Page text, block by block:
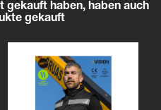
gekauft haben, haben auch
gekauft